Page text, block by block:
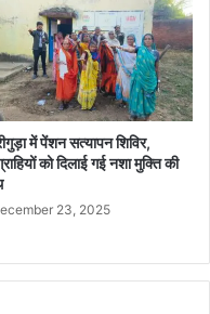
में पेंशन सत्यापन शिविर,
को दिलाई गई नशा मुक्ति की
23, 2025